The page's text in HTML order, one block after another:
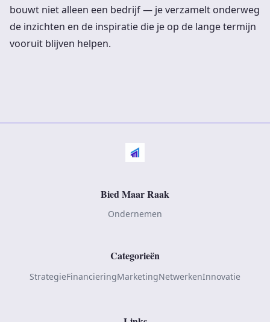
bouwt niet alleen een bedrijf — je verzamelt onderweg
de inzichten en de inspiratie die je op de lange termijn
vooruit blijven helpen.
Bied Maar Raak
Ondernemen
Categorieën
StrategieFinancieringMarketingNetwerkenInnovatie